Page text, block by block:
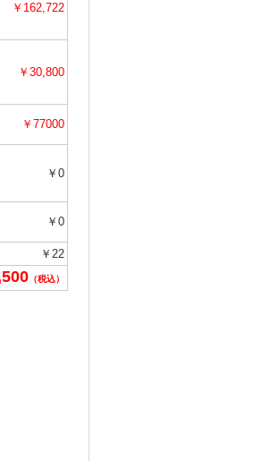
￥162,722
￥30,800
￥77000
￥0
￥0
￥22
（税込）